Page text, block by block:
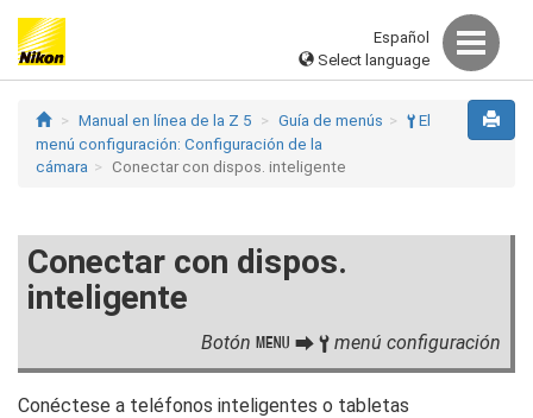
Español
Select language
Manual en línea de la Z 5 Guía de menús B El
menú configuración: Configuración de la
cámara
Conectar con dispos. inteligente
Conectar con dispos.
inteligente
Botón G U B menú configuración
Conéctese a teléfonos inteligentes o tabletas